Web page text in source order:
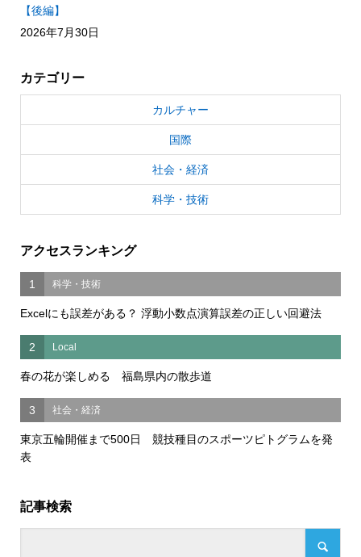
【後編】
2026年7月30日
カテゴリー
カルチャー
国際
社会・経済
科学・技術
アクセスランキング
1 科学・技術
Excelにも誤差がある？ 浮動小数点演算誤差の正しい回避法
2 Local
春の花が楽しめる 福島県内の散歩道
3 社会・経済
東京五輪開催まで500日 競技種目のスポーツピトグラムを発
表
記事検索